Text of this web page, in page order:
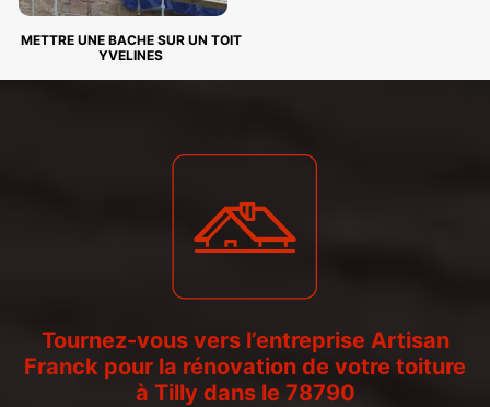
METTRE UNE BACHE SUR UN TOIT
YVELINES
Tournez-vous vers l’entreprise Artisan
Franck pour la rénovation de votre toiture
à Tilly dans le 78790